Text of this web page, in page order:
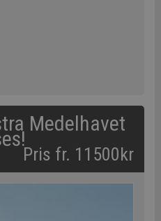
Medelhavet
Pris fr. 11500kr